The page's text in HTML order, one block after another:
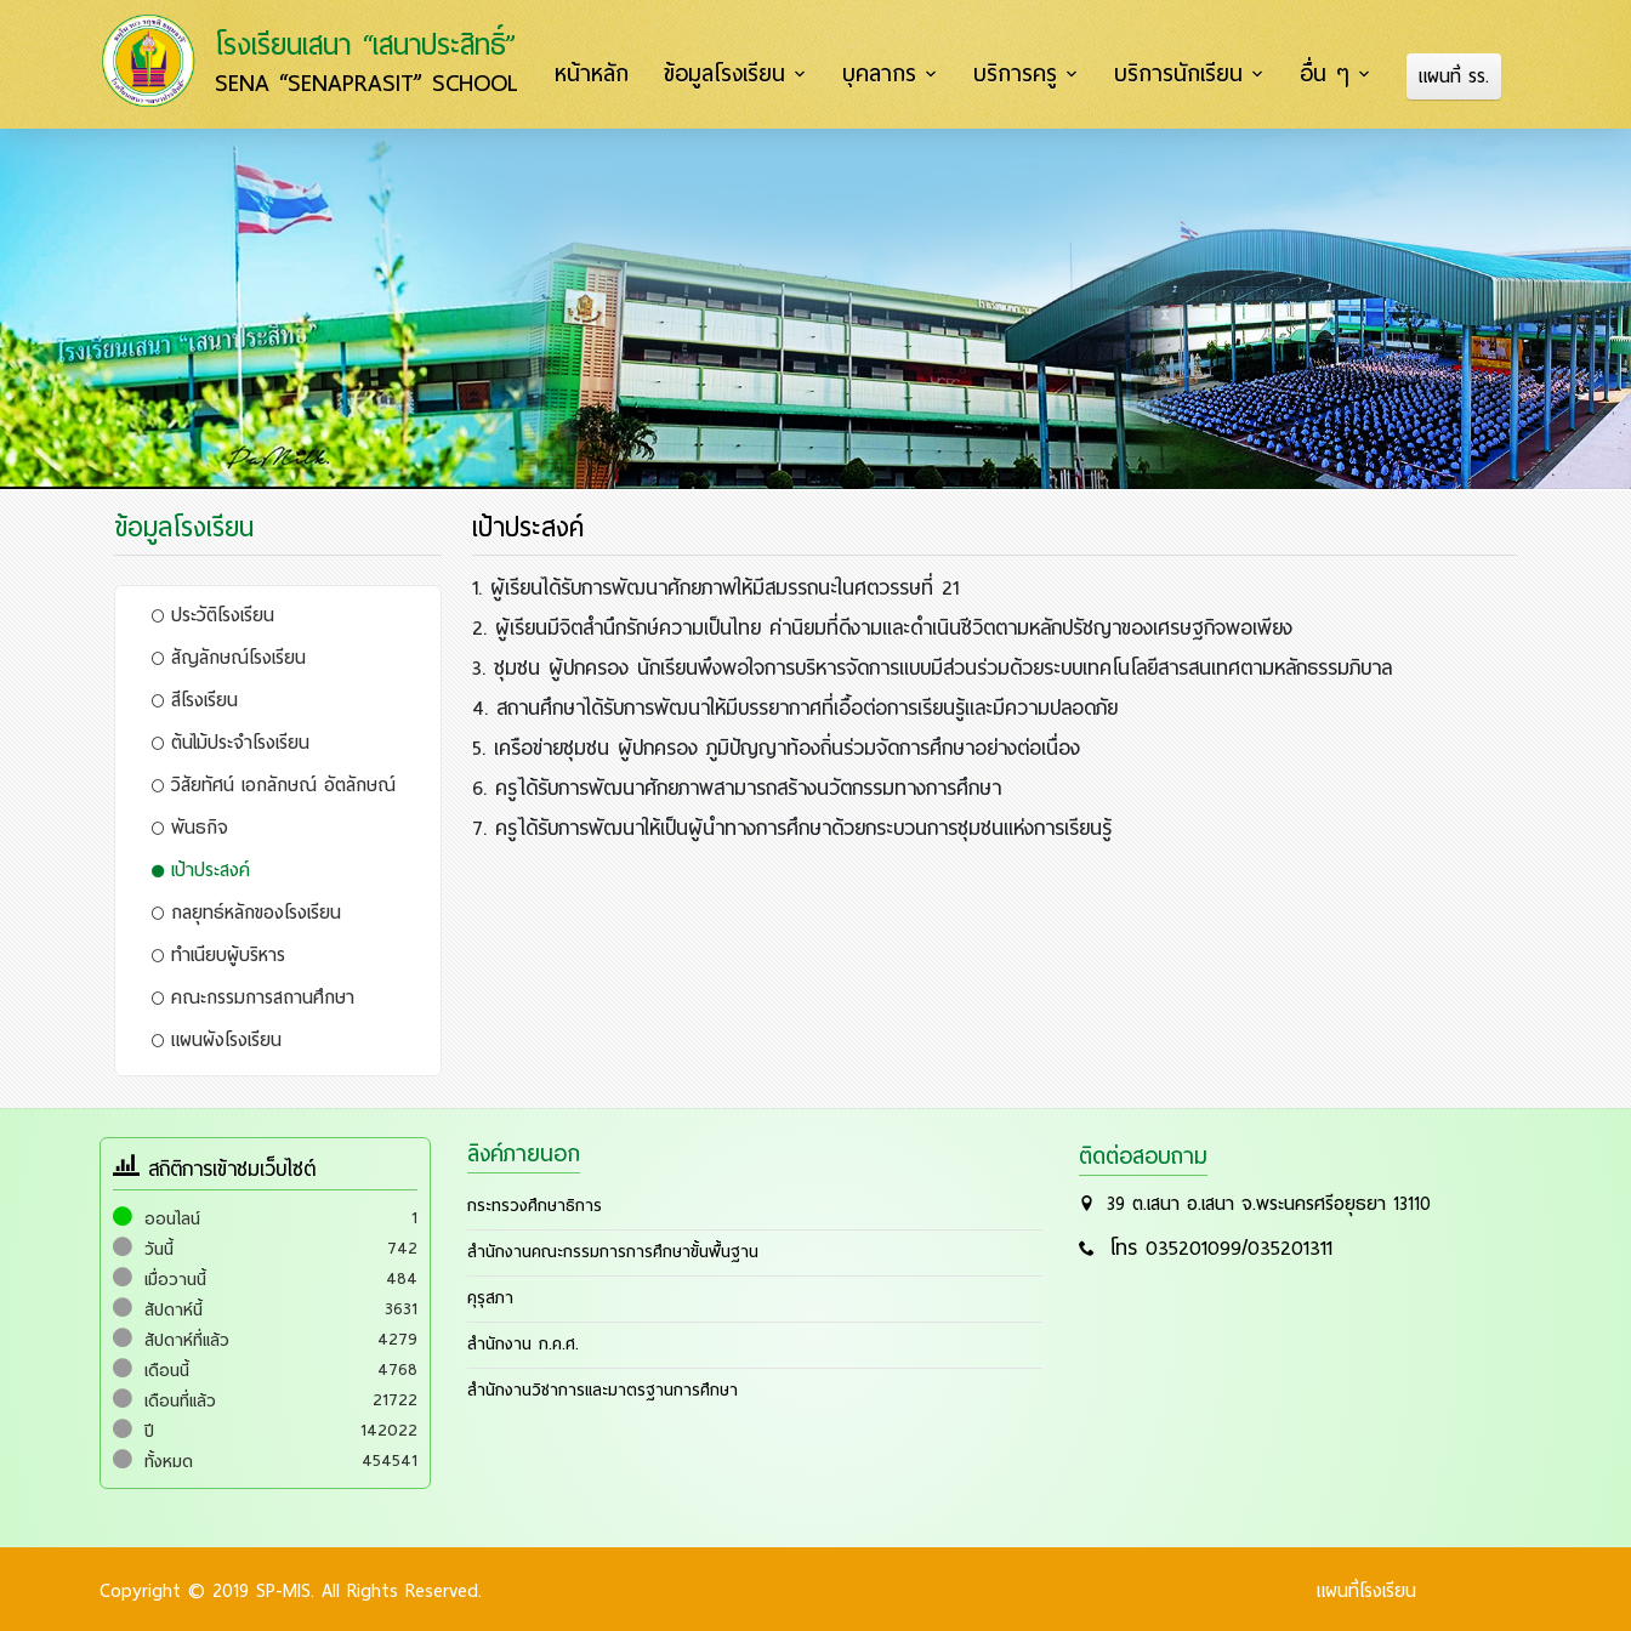
โรงเรียนเสนา “เสนาประสิทธิ์”
SENA “SENAPRASIT” SCHOOL หน้าหลัก ข้อมูลโรงเรียน บุคลากร บริการครู บริการนักเรียน อื่น ๆ แผนที่ รร.
ข้อมูลโรงเรียน
ประวัติโรงเรียน
สัญลักษณ์โรงเรียน
สีโรงเรียน
ต้นไม้ประจำโรงเรียน
วิสัยทัศน์ เอกลักษณ์ อัตลักษณ์
พันธกิจ
เป้าประสงค์
กลยุทธ์หลักของโรงเรียน
ทำเนียบผู้บริหาร
คณะกรรมการสถานศึกษา
แผนผังโรงเรียน
เป้าประสงค์
1. ผู้เรียนได้รับการพัฒนาศักยภาพให้มีสมรรถนะในศตวรรษที่ 21
2. ผู้เรียนมีจิตสำนึกรักษ์ความเป็นไทย ค่านิยมที่ดีงามและดำเนินชีวิตตามหลักปรัชญาของเศรษฐกิจพอเพียง
3.ชุมชน ผู้ปกครอง นักเรียนพึงพอใจการบริหารจัดการแบบมีส่วนร่วมด้วยระบบเทคโนโลยีสารสนเทศตามหลักธรรมภิบาล
4. สถานศึกษาได้รับการพัฒนาให้มีบรรยากาศที่เอื้อต่อการเรียนรู้และมีความปลอดภัย
5. เครือข่ายชุมชน ผู้ปกครอง ภูมิปัญญาท้องถิ่นร่วมจัดการศึกษาอย่างต่อเนื่อง
6. ครูได้รับการพัฒนาศักยภาพสามารถสร้างนวัตกรรมทางการศึกษา
7. ครูได้รับการพัฒนาให้เป็นผู้นำทางการศึกษาด้วยกระบวนการชุมชนแห่งการเรียนรู้
สถิติการเข้าชมเว็บไซต์
ออนไลน์
1
วันนี้
742
เมื่อวานนี้
484
สัปดาห์นี้
3631
สัปดาห์ที่แล้ว
4279
เดือนนี้
4768
เดือนที่แล้ว
21722
ปี
142022
ทั้งหมด
454541
ลิงค์ภายนอก
กระทรวงศึกษาธิการ
สำนักงานคณะกรรมการการศึกษาขั้นพื้นฐาน
คุรุสภา
สำนักงาน ก.ค.ศ.
สำนักงานวิชาการและมาตรฐานการศึกษา
ติดต่อสอบถาม
39 ต.เสนา อ.เสนา จ.พระนครศรีอยุธยา 13110
โทร 035201099/035201311
Copyright © 2019 SP-MIS. All Rights Reserved. แผนที่โรงเรียน